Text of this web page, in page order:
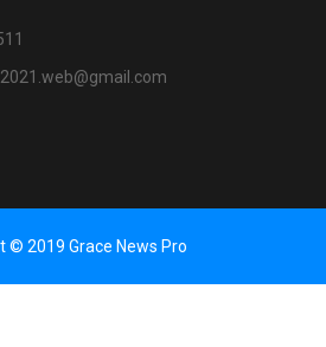
© 2019 Grace News Pro